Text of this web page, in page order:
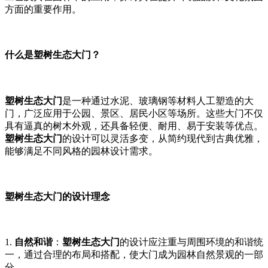
方面的重要作用。
什么是塑树生态大门？
塑树生态大门 是一种通过水泥、玻璃钢等材料人工塑造的大
门，广泛应用于公园、景区、居民小区等场所。这些大门不仅
具有逼真的树木外观，还具备轻便、耐用、易于安装等优点。
塑树生态大门 的设计可以灵活多变，从简约现代到古典优雅，
能够满足不同风格的园林设计需求。
塑树生态大门的设计理念
1. 自然和谐： 塑树生态大门 的设计应注重与周围环境的和谐统
一，通过合理的布局和搭配，使大门成为园林自然景观的一部